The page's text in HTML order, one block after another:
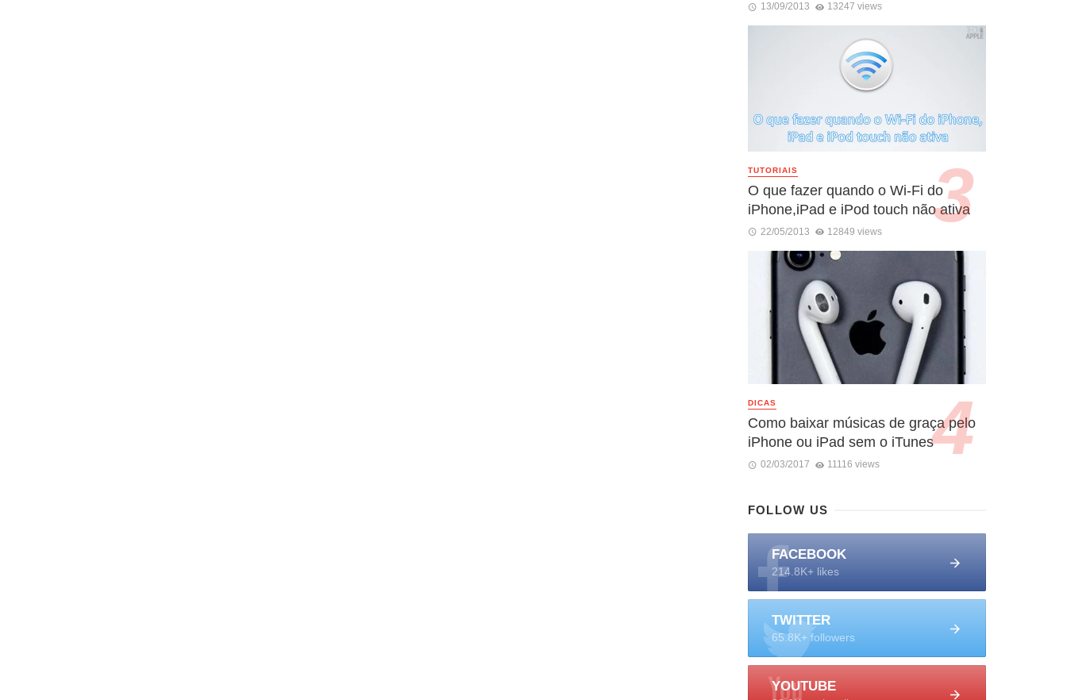
13/09/2013 13247 views
TUTORIAIS
O que fazer quando o Wi-Fi do
iPhone,iPad e iPod touch não ativa
22/05/2013 12849 views
DICAS
Como baixar músicas de graça pelo
iPhone ou iPad sem o iTunes
02/03/2017 11116 views
FOLLOW US
FACEBOOK
214.8K+ likes
TWITTER
65.8K+ followers
YOUTUBE